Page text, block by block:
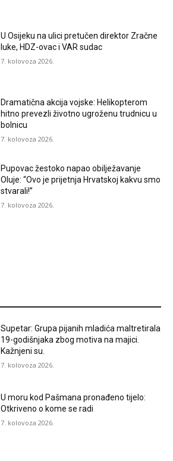
U Osijeku na ulici pretučen direktor Zračne
luke, HDZ-ovac i VAR sudac
7. kolovoza 2026.
Dramatična akcija vojske: Helikopterom
hitno prevezli životno ugroženu trudnicu u
bolnicu
7. kolovoza 2026.
Pupovac žestoko napao obilježavanje
Oluje: “Ovo je prijetnja Hrvatskoj kakvu smo
stvarali!”
7. kolovoza 2026.
Supetar: Grupa pijanih mladića maltretirala
19-godišnjaka zbog motiva na majici.
Kažnjeni su.
7. kolovoza 2026.
U moru kod Pašmana pronađeno tijelo:
Otkriveno o kome se radi
7. kolovoza 2026.